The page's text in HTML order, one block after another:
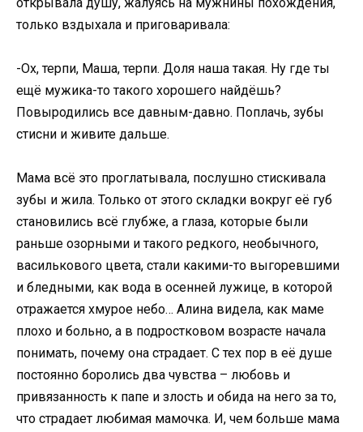
только вздыхала и приговаривала:
-Ох, терпи, Маша, терпи. Доля наша такая. Ну где ты
ещё мужика-то такого хорошего найдёшь?
Повыродились все давным-давно. Поплачь, зубы
стисни и живите дальше.
Мама всё это проглатывала, послушно стискивала
зубы и жила. Только от этого складки вокруг её губ
становились всё глубже, а глаза, которые были
раньше озорными и такого редкого, необычного,
василькового цвета, стали какими-то выгоревшими
и бледными, как вода в осенней лужице, в которой
отражается хмурое небо… Алина видела, как маме
плохо и больно, а в подростковом возрасте начала
понимать, почему она страдает. С тех пор в её душе
постоянно боролись два чувства – любовь и
привязанность к папе и злость и обида на него за то,
что страдает любимая мамочка. И, чем больше мама